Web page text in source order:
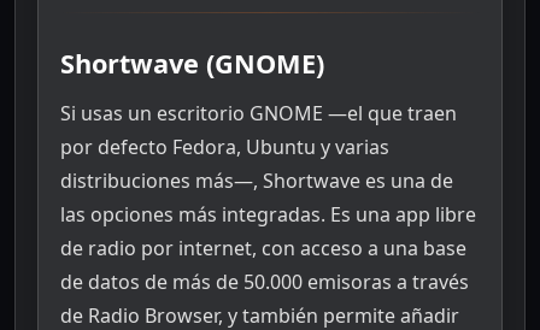
Shortwave (GNOME)
Si usas un escritorio GNOME —el que traen
por defecto Fedora, Ubuntu y varias
distribuciones más—, Shortwave es una de
las opciones más integradas. Es una app libre
de radio por internet, con acceso a una base
de datos de más de 50.000 emisoras a través
de Radio Browser, y también permite añadir